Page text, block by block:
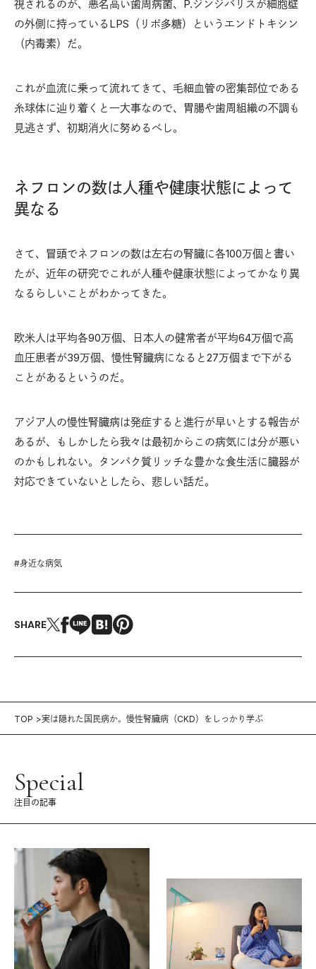
視されるのが、悪名高い歯周病菌、P.ジンジバリスが細胞壁
の外側に持っているLPS（リポ多糖）というエンドトキシン
（内毒素）だ。
これが血流に乗って流れてきて、毛細血管の密集部位である
糸球体に辿り着くと一大事なので、胃腸や歯周組織の不調も
見逃さず、初期消火に努めるべし。
ネフロンの数は人種や健康状態によって
異なる
さて、冒頭でネフロンの数は左右の腎臓に各100万個と書い
たが、近年の研究でこれが人種や健康状態によってかなり異
なるらしいことがわかってきた。
欧米人は平均各90万個、日本人の健常者が平均64万個で高
血圧患者が39万個、慢性腎臓病になると27万個まで下がる
ことがあるというのだ。
アジア人の慢性腎臓病は発症すると進行が早いとする報告が
あるが、もしかしたら我々は最初からこの病気には分が悪い
のかもしれない。タンパク質リッチな豊かな食生活に臓器が
対応できていないとしたら、悲しい話だ。
#身近な病気
SHARE
TOP 実は隠れた国民病か。慢性腎臓病（CKD）をしっかり学ぶ
Special
注目の記事